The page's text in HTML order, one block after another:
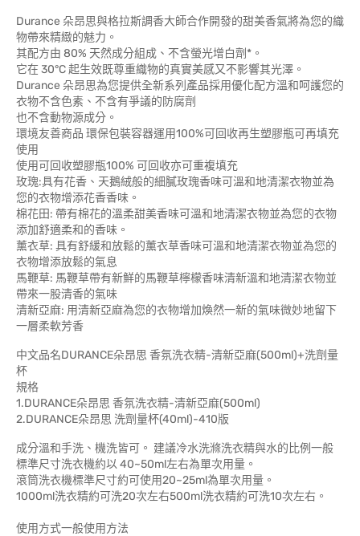
Durance 朵昂思與格拉斯調香大師合作開發的甜美香氣將為您的織
物帶來精緻的魅力。
其配方由 80% 天然成分組成、不含螢光增白劑*。
它在 30°C 起生效既尊重織物的真實美感又不影響其光澤。
Durance 朵昂思為您提供全新系列產品採用優化配方溫和呵護您的
衣物不含色素、不含有爭議的防腐劑
也不含動物源成分。
環境友善商品 環保包裝容器運用100%可回收再生塑膠瓶可再填充
使用
使用可回收塑膠瓶100% 可回收亦可重複填充
玫瑰:具有花香、天鵝絨般的細膩玫瑰香味可溫和地清潔衣物並為
您的衣物增添花香香味。
棉花田: 帶有棉花的溫柔甜美香味可溫和地清潔衣物並為您的衣物
添加舒適柔和的香味。
薰衣草: 具有舒緩和放鬆的薰衣草香味可溫和地清潔衣物並為您的
衣物增添放鬆的氣息
馬鞭草: 馬鞭草帶有新鮮的馬鞭草檸檬香味清新溫和地清潔衣物並
帶來一股清香的氣味
清新亞麻: 用清新亞麻為您的衣物增加煥然一新的氣味微妙地留下
一層柔軟芳香
中文品名DURANCE朵昂思 香氛洗衣精-清新亞麻(500ml)+洗劑量
杯
規格
1.DURANCE朵昂思 香氛洗衣精-清新亞麻(500ml)
2.DURANCE朵昂思 洗劑量杯(40ml)-410版
成分溫和手洗、機洗皆可。 建議冷水洗滌洗衣精與水的比例一般
標準尺寸洗衣機約以 40~50ml左右為單次用量。
滾筒洗衣機標準尺寸約可使用20~25ml為單次用量。
1000ml洗衣精約可洗20次左右500ml洗衣精約可洗10次左右。
使用方式一般使用方法